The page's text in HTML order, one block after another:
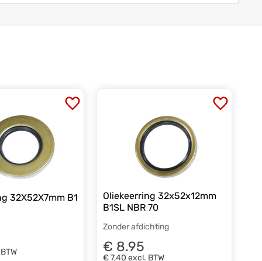
32X52X7mm B1
Oliekeerring 32x52x12mm
B1SL NBR 70
Zonder afdichting
€ 8.95
€ 7,40 excl. BTW